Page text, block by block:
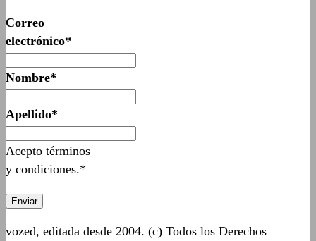
Correo
electrónico*
Nombre*
Apellido*
Acepto términos
y condiciones.*
vozed, editada desde 2004. (c) Todos los Derechos